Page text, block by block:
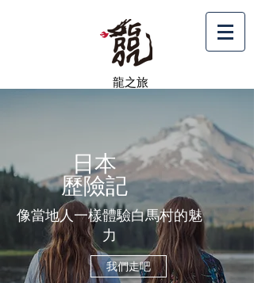
龍之旅
日本
歷險記
像當地人一樣體驗白馬村的魅
力
我們走吧